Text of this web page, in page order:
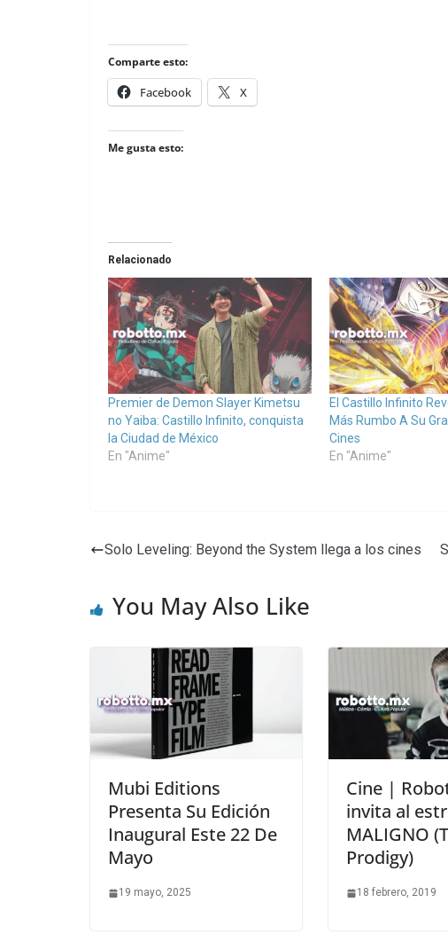
Comparte esto:
Facebook X
Me gusta esto:
Relacionado
Premier de Demon Slayer Kimetsu
no Yaiba: Castillo Infinito, conquista
la Ciudad de México
En "Anime"
El Castillo Infinito
Más Rumbo A Su
Cines
En "Anime"
Solo Leveling: Beyond the System llega a los cines
You May Also Like
Mubi Editions
Presenta Su Edición
Inaugural Este 22 De
Mayo
19 mayo, 2025
Cine |
invita al
MALIGNO
Prodigy)
18 febrero, 2019